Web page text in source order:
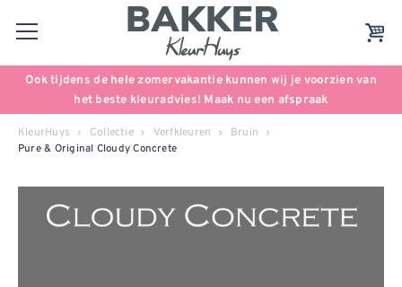
Ook tijdens de hele zomervakantie kunnen wij je voorzien van
het beste kleuradvies! Maak nu een afspraak
KleurHuys Collectie Verfkleuren Bruin
Pure & Original Cloudy Concrete